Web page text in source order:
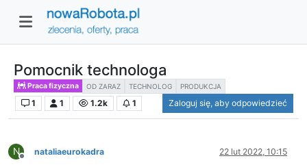
Pomocnik technologa
Praca fizyczna OD ZARAZ TECHNOLOG PRODUKCJA
1 1 1.2k 1 Zaloguj się, aby odpowiedzieć
N
Niedostępny
nataliaeurokadra 22 lut 2022, 10:15